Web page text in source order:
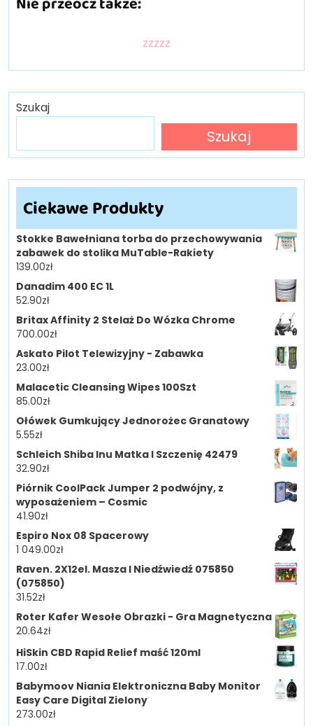
zzzzz
Szukaj
Szukaj
Ciekawe Produkty
Stokke Bawełniana torba do przechowywania
zabawek do stolika MuTable-Rakiety
139.00zł
Danadim 400 EC 1L
52.90zł
Britax Affinity 2 Stelaż Do Wózka Chrome
700.00zł
Askato Pilot Telewizyjny - Zabawka
23.00zł
Malacetic Cleansing Wipes 100Szt
85.00zł
Ołówek Gumkujący Jednorożec Granatowy
5.55zł
Schleich Shiba Inu Matka I Szczenię 42479
32.90zł
Piórnik CoolPack Jumper 2 podwójny, z
wyposażeniem – Cosmic
41.90zł
Espiro Nox 08 Spacerowy
1 049.00zł
Raven. 2X12el. Masza I Niedźwiedź 075850
(075850)
31.52zł
Roter Kafer Wesołe Obrazki - Gra Magnetyczna
20.64zł
HiSkin CBD Rapid Relief maść 120ml
17.00zł
Babymoov Niania Elektroniczna Baby Monitor
Easy Care Digital Zielony
273.00zł